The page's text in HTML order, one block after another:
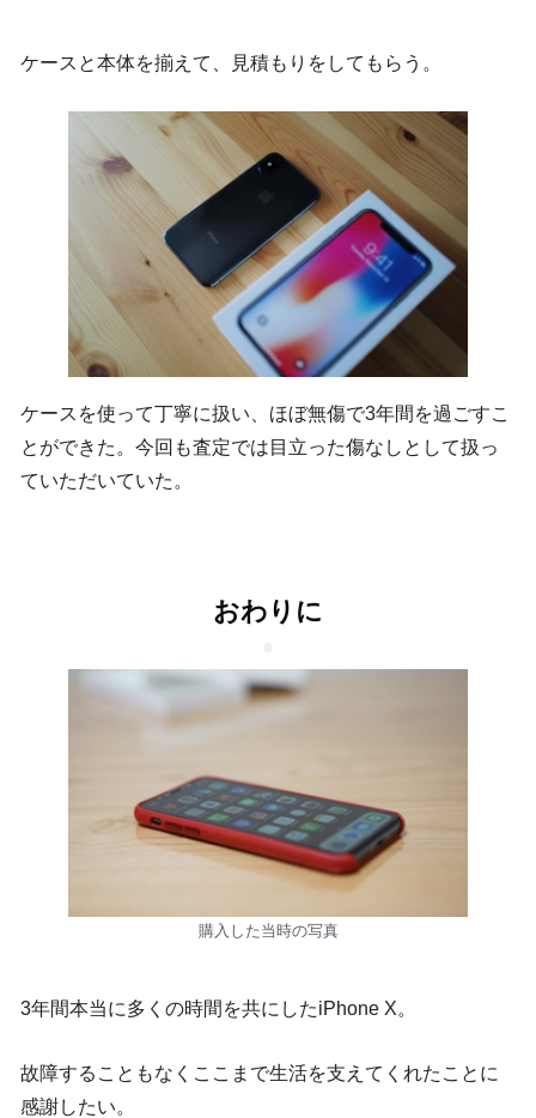
ケースと本体を揃えて、見積もりをしてもらう。
ケースを使って丁寧に扱い、ほぼ無傷で3年間を過ごすこ
とができた。今回も査定では目立った傷なしとして扱っ
ていただいていた。
おわりに
購入した当時の写真
3年間本当に多くの時間を共にしたiPhone X。
故障することもなくここまで生活を支えてくれたことに
感謝したい。